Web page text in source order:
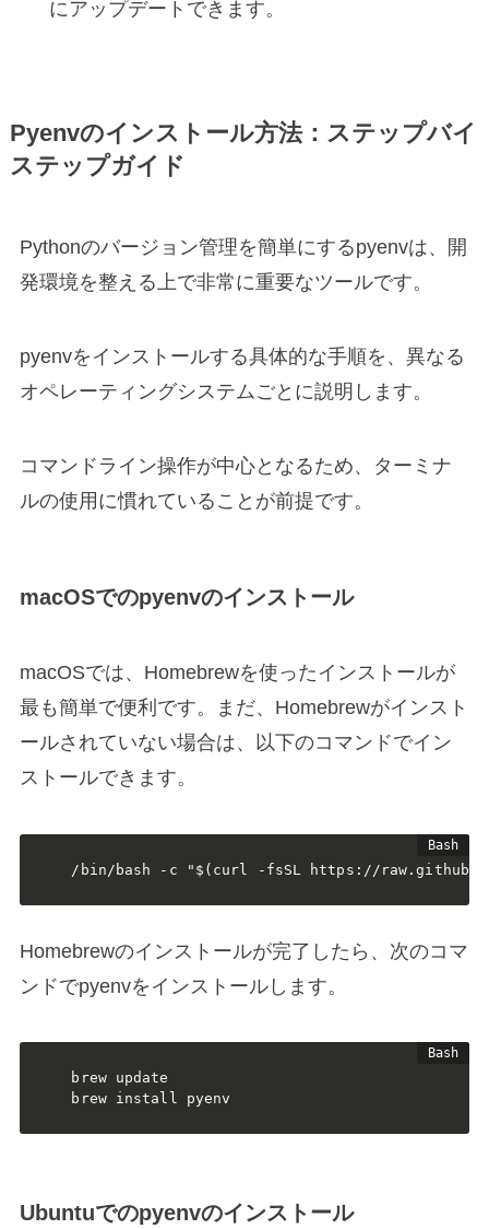
にアップデートできます。
Pyenvのインストール方法：ステップバイ
ステップガイド
Pythonのバージョン管理を簡単にするpyenvは、開
発環境を整える上で非常に重要なツールです。
pyenvをインストールする具体的な手順を、異なる
オペレーティングシステムごとに説明します。
コマンドライン操作が中心となるため、ターミナ
ルの使用に慣れていることが前提です。
macOSでのpyenvのインストール
macOSでは、Homebrewを使ったインストールが
最も簡単で便利です。まだ、Homebrewがインスト
ールされていない場合は、以下のコマンドでイン
ストールできます。
/bin/bash -c "$(curl -fsSL https://
Homebrewのインストールが完了したら、次のコマ
ンドでpyenvをインストールします。
brew update
brew install pyenv
Ubuntuでのpyenvのインストール